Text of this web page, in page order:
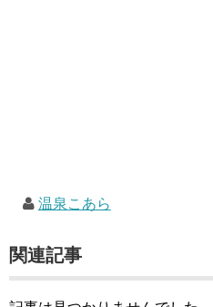
温泉こあら
関連記事